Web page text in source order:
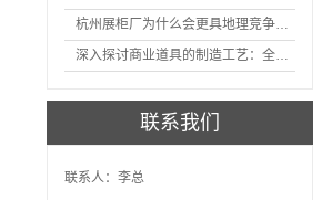
杭州展柜厂为什么会更具地理竞争优势？
深入探讨商业道具的制造工艺：全面分析从设计到维护的各个环节。
联系我们
联系人：李总